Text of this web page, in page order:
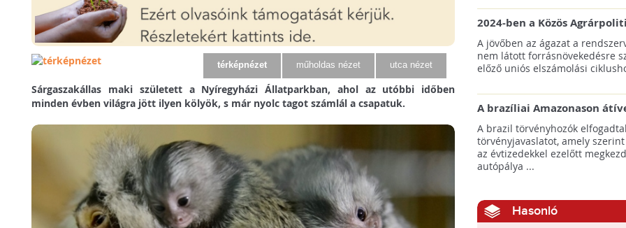
térképnézet műholdas nézet utca nézet
Sárgaszakállas maki született a Nyíregyházi Állatparkban, ahol az utóbbi időben
minden évben világra jött ilyen kölyök, s már nyolc tagot számlál a csapatuk.
2024-ben a Közös
keretein belül az
pályázatok az elsők között
majd meg
A jövőben az ágazat a
nem látott forrásnövekedésre
előző uniós elszámolási
A brazíliai Amazonason
autópálya robbanásszerű
erdőirtást indíthat el
A brazil törvényhozók
törvényjavaslatot, amely
az évtizedekkel ezelőtt
autópálya ...
Hasonló